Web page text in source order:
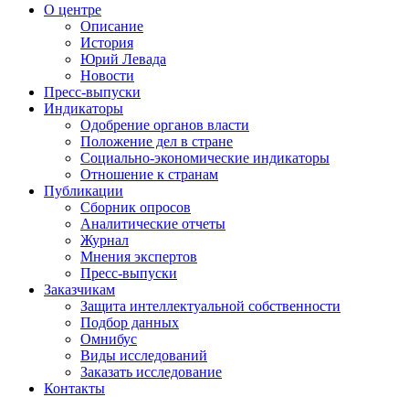
О центре
Описание
История
Юрий Левада
Новости
Пресс-выпуски
Индикаторы
Одобрение органов власти
Положение дел в стране
Социально-экономические индикаторы
Отношение к странам
Публикации
Сборник опросов
Аналитические отчеты
Журнал
Мнения экспертов
Пресс-выпуски
Заказчикам
Защита интеллектуальной собственности
Подбор данных
Омнибус
Виды исследований
Заказать исследование
Контакты